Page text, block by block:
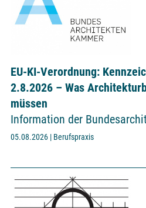
EU-KI-Verordnung:
2.8.2026 – Was
müssen
Information der
05.08.2026 | Berufspraxis